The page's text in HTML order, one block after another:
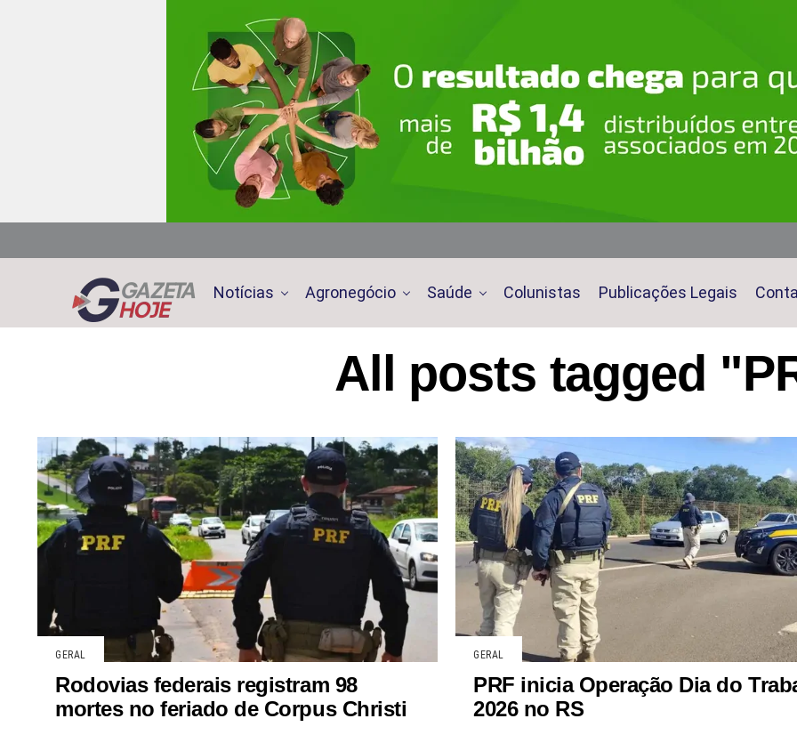
Notícias Agronegócio Saúde Colunistas Publicações Legais
All posts tagged
GERAL
Rodovias federais registram 98
mortes no feriado de Corpus Christi
GERAL
PRF inicia Operação Dia do
2026 no RS